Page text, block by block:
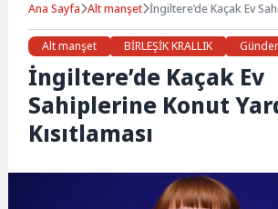
Ana Sayfa Alt manşet İngiltere’de Kaçak Ev
Alt manşet
BİRLEŞİK KRALLIK
İngiltere’de Kaçak Ev
Sahiplerine Konut
Kısıtlaması